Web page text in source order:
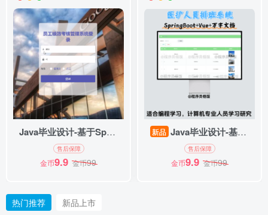
Java毕业设计-基于SpringBoot的员工绩效考核管理系统-毕业论文（附毕设源代码）
售后保障
金币9.9 金币99
新品 Java毕业设计-基于SpringBoot开发的医护人员排班系统
售后保障
金币9.9 金币99
热门推荐 新品上市